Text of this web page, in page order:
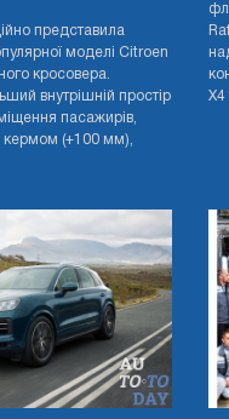
представила
моделі Citroen
кросовера.
внутрішній простір
пасажирів,
кермом (+100 мм),
X4